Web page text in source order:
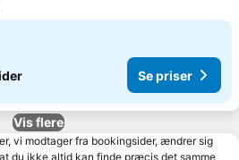
Se priser
Vis flere
vi modtager fra bookingsider, ændrer sig
du ikke altid kan finde præcis det samme